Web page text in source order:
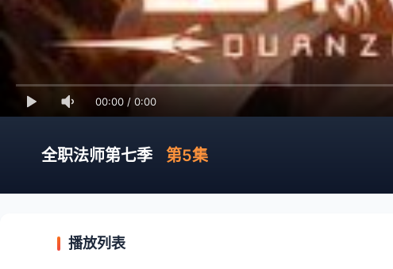
00:00 / 0:00
全职法师第七季 第5集
播放列表